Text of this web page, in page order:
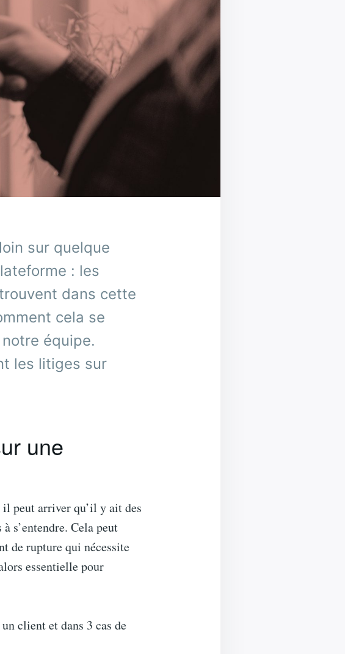
sur quelque
: les
dans cette
cela se
équipe.
les litiges sur
une
peut arriver qu’il y ait des
s’entendre. Cela peut
de rupture qui nécessite
essentielle pour
client et dans 3 cas de